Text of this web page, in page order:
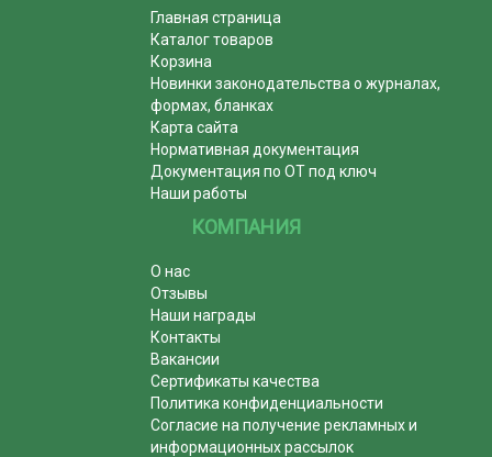
Главная страница
Каталог товаров
Корзина
Новинки законодательства о журналах,
формах, бланках
Карта сайта
Нормативная документация
Документация по ОТ под ключ
Наши работы
КОМПАНИЯ
О нас
Отзывы
Наши награды
Контакты
Вакансии
Сертификаты качества
Политика конфиденциальности
Согласие на получение рекламных и
информационных рассылок